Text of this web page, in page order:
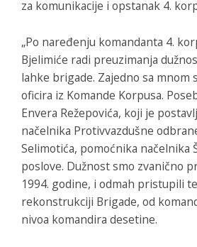
za komunikacije i opstanak 4.
„Po naređenju komandanta 4.
Bjelimiće radi preuzimanja
lahke brigade. Zajedno sa mnom
oficira iz Komande Korpusa.
Envera Režepovića, koji je
načelnika Protivvazdušne
Selimotića, pomoćnika načelnika
poslove. Dužnost smo zvanično
1994. godine, i odmah pristupili
rekonstrukciji Brigade, od
nivoa komandira desetine.